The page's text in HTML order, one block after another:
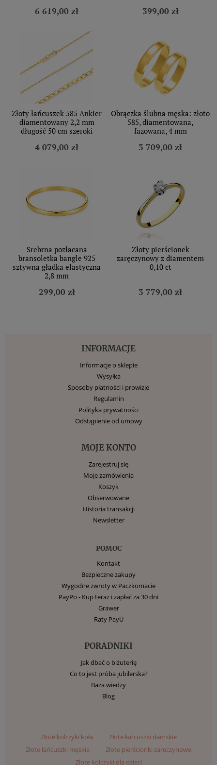
6 619,00 zł 399,00 zł
Złoty łańcuszek 585 Ankier
diamentowany 2,2 mm
długość 50 cm szeroki
4 079,00 zł
Obrączka ślubna męska: złoto
585, diamentowana,
fazowana, 4 mm
3 709,00 zł
Srebrna pozłacana
bransoletka bangle 925
sztywna gładka elastyczna
2,8 mm
299,00 zł
Złoty pierścionek
zaręczynowy z diamentem
0,10 ct
3 779,00 zł
INFORMACJE
Informacje o sklepie
Wysyłka
Sposoby płatności i prowizje
Regulamin
Polityka prywatności
Odstąpienie od umowy
MOJE KONTO
Zarejestruj się
Moje zamówienia
Koszyk
Obserwowane
Historia transakcji
Newsletter
POMOC
Kontakt
Bezpieczne zakupy
Wygodne zwroty w Paczkomacie
PayPo - Kup teraz i zapłać za 30 dni
Grawer
Raty PayU
PORADNIKI
Jak dbać o biżuterię
Co to jest próba jubilerska?
Baza wiedzy
Blog
Złote kolczyki koła
Złote łańcuszki damskie
Złote łańcuszki męskie
Złote pierścionki zaręczynowe
Złote kolczyki dla dzieci